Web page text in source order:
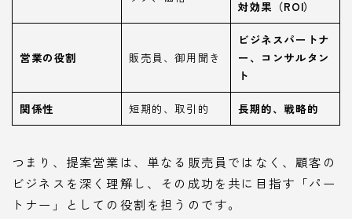
対効果（ROI）
営業の役割 販売員、御用聞き
ビジネスパートナ
ー、コンサルタン
ト
関係性 短期的、取引的 長期的、戦略的
つまり、提案営業は、単なる販売員ではなく、顧客の
ビジネスを深く理解し、その成功を共に目指す「パー
トナー」としての役割を担うのです。